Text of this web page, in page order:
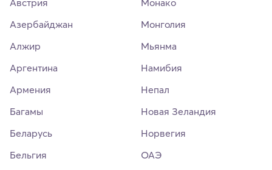
Австрия
Азербайджан
Алжир
Аргентина
Армения
Багамы
Беларусь
Бельгия
Монако
Монголия
Мьянма
Намибия
Непал
Новая Зеландия
Норвегия
ОАЭ